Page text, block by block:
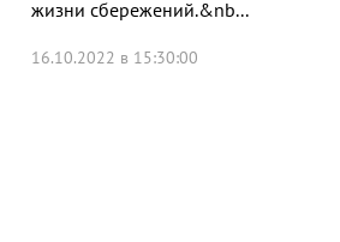
жизни сбережений.&nb...
16.10.2022 в 15:30:00